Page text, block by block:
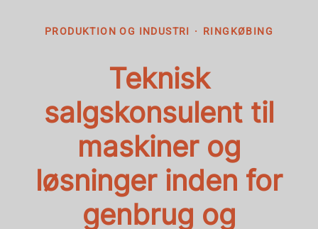
PRODUKTION OG INDUSTRI · RINGKØBING
Teknisk
salgskonsulent til
maskiner og
løsninger inden for
genbrug og